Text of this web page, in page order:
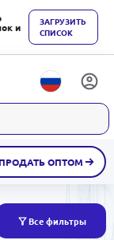
и
ЗАГРУЗИТЬ
СПИСОК
ПРОДАТЬ ОПТОМ
Все фильтры